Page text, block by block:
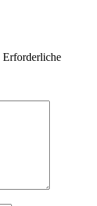
Erforderliche